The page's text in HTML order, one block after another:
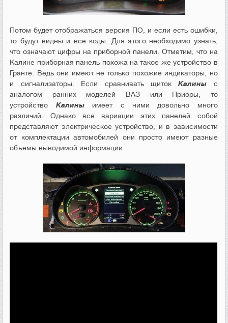
Потом будет отображаться версия ПО, и если есть ошибки,
то будут видны и все коды. Для этого необходимо узнать,
что означают цифры на приборной панели. Отметим, что на
Калине приборная панель похожа на такое же устройство в
Гранте. Ведь они имеют не только похожие индикаторы, но
и сигнализаторы. Если сравнивать щитокКалины с
аналогом ранних моделей ВАЗ или Приоры, то
устройство Калиныимеет с ними довольно много
различий. Однако все вариации этих панелей собой
представляют электрическое устройство, и в зависимости
от комплектации автомобилей они просто имеют разные
объемы выводимой информации.